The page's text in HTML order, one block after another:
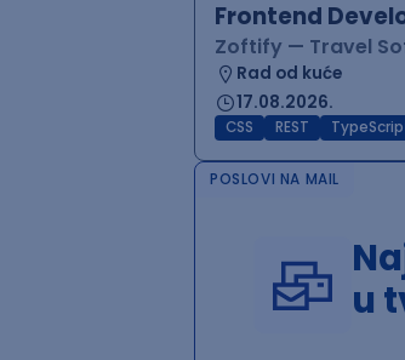
Frontend
Zoftify — Travel
Rad od kuće
17.08.2026.
CSS REST
POSLOVI NA MAIL
u